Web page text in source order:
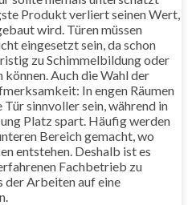
Produkt verliert seinen Wert,
wird. Türen müssen
eingesetzt sein, da schon
zu Schimmelbildung oder
Auch die Wahl der
In engen Räumen
sinnvoller sein, während in
Platz spart. Häufig werden
Bereich gemacht, wo
entstehen. Deshalb ist es
Fachbetrieb zu
der Arbeiten auf eine